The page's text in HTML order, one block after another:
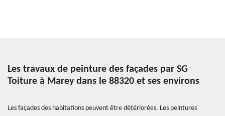
Les travaux de peinture des façades par SG
Toiture à Marey dans le 88320 et ses environs
Les façades des habitations peuvent être détériorées. Les peintures